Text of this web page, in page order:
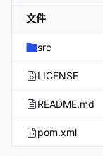
文件
src
LICENSE
README.md
pom.xml